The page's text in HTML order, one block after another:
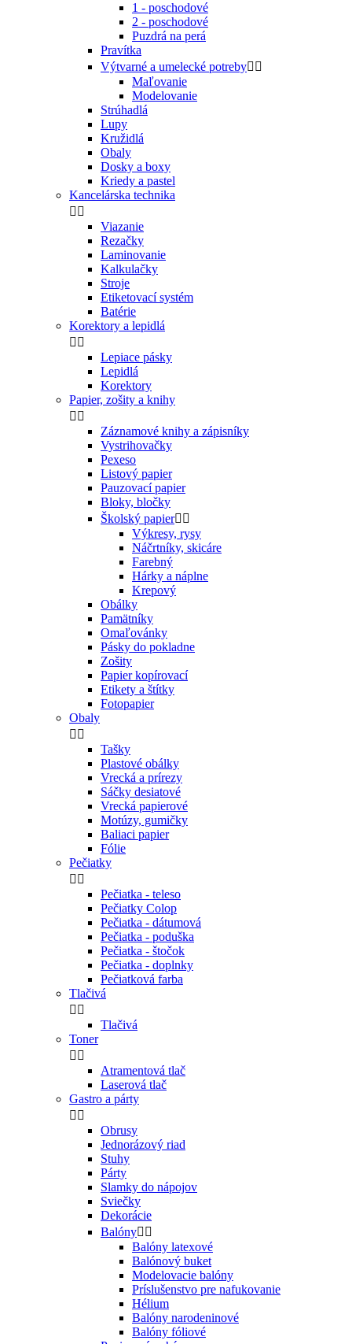
1 - poschodové
2 - poschodové
Puzdrá na perá
Pravítka
Výtvarné a umelecké potreby 
Maľovanie
Modelovanie
Strúhadlá
Lupy
Kružidlá
Obaly
Dosky a boxy
Kriedy a pastel
Kancelárska technika
 
Viazanie
Rezačky
Laminovanie
Kalkulačky
Stroje
Etiketovací systém
Batérie
Korektory a lepidlá
 
Lepiace pásky
Lepidlá
Korektory
Papier, zošity a knihy
 
Záznamové knihy a zápisníky
Vystrihovačky
Pexeso
Listový papier
Pauzovací papier
Bloky, bločky
Školský papier 
Výkresy, rysy
Náčrtníky, skicáre
Farebný
Hárky a náplne
Krepový
Obálky
Pamätníky
Omaľovánky
Pásky do pokladne
Zošity
Papier kopírovací
Etikety a štítky
Fotopapier
Obaly
 
Tašky
Plastové obálky
Vrecká a prírezy
Sáčky desiatové
Vrecká papierové
Motúzy, gumičky
Baliaci papier
Fólie
Pečiatky
 
Pečiatka - teleso
Pečiatky Colop
Pečiatka - dátumová
Pečiatka - poduška
Pečiatka - štočok
Pečiatka - doplnky
Pečiatková farba
Tlačivá
 
Tlačivá
Toner
 
Atramentová tlač
Laserová tlač
Gastro a párty
 
Obrusy
Jednorázový riad
Stuhy
Párty
Slamky do nápojov
Sviečky
Dekorácie
Balóny 
Balóny latexové
Balónový buket
Modelovacie balóny
Príslušenstvo pre nafukovanie
Hélium
Balóny narodeninové
Balóny fóliové